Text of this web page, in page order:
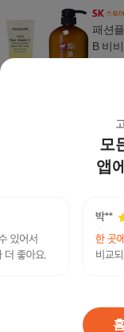
모
앱
패션
B 비
네시
셀러